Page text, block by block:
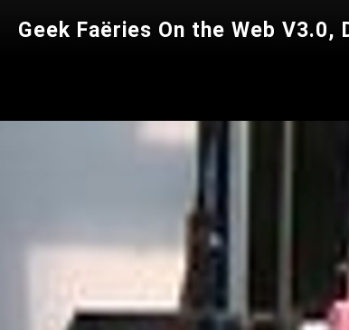
Geek Faëries On the Web V3.0,